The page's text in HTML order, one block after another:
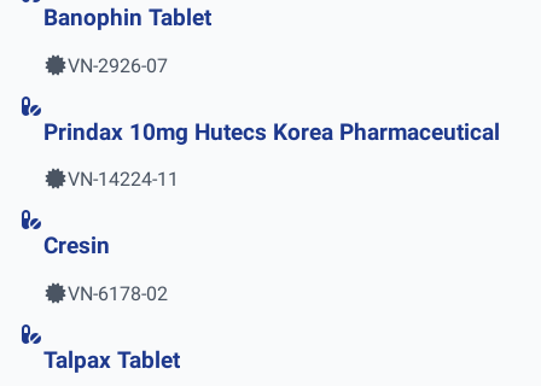
Banophin Tablet
VN-2926-07
Prindax 10mg Hutecs Korea Pharmaceutical
VN-14224-11
Cresin
VN-6178-02
Talpax Tablet